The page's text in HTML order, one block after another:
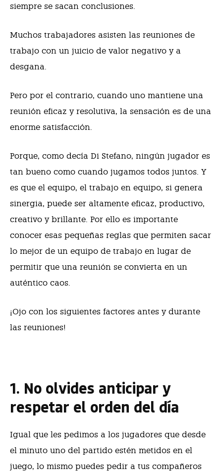
siempre se sacan conclusiones.
Muchos trabajadores asisten las reuniones de
trabajo con un juicio de valor negativo y a
desgana.
Pero por el contrario, cuando uno mantiene una
reunión eficaz y resolutiva, la sensación es de una
enorme satisfacción.
Porque, como decía Di Stefano, ningún jugador es
tan bueno como cuando jugamos todos juntos. Y
es que el equipo, el trabajo en equipo, si genera
sinergia, puede ser altamente eficaz, productivo,
creativo y brillante. Por ello es importante
conocer esas pequeñas reglas que permiten sacar
lo mejor de un equipo de trabajo en lugar de
permitir que una reunión se convierta en un
auténtico caos.
¡Ojo con los siguientes factores antes y durante
las reuniones!
1. No olvides anticipar y
respetar el orden del día
Igual que les pedimos a los jugadores que desde
el minuto uno del partido estén metidos en el
juego, lo mismo puedes pedir a tus compañeros